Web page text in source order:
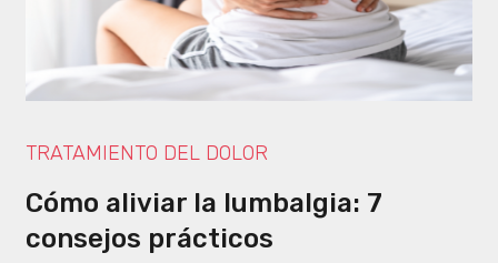
TRATAMIENTO DEL DOLOR
Cómo aliviar la lumbalgia: 7
consejos prácticos